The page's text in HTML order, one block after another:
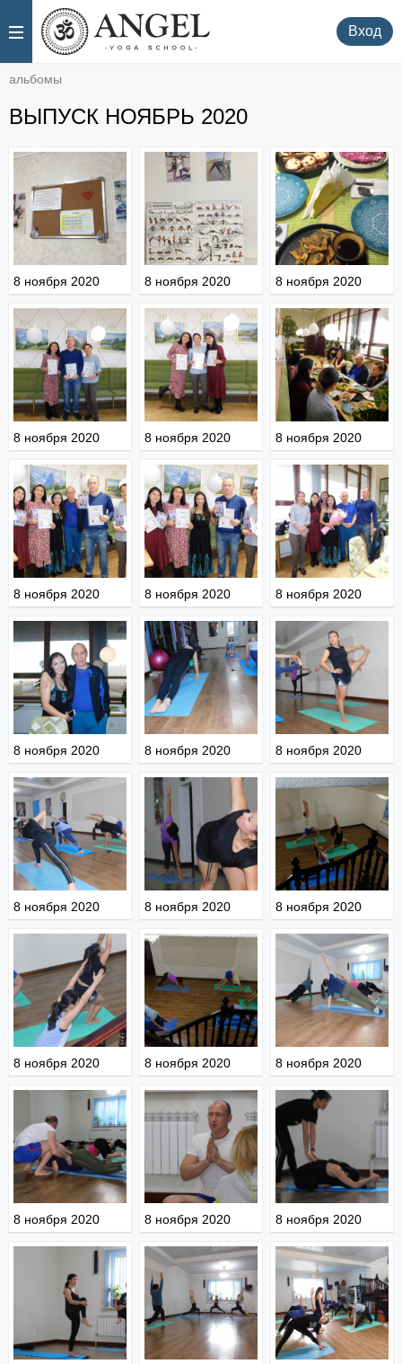
. Вход
альбомы
ВЫПУСК НОЯБРЬ 2020
8 ноября 2020 8 ноября 2020 8 ноября 2020
8 ноября 2020 8 ноября 2020 8 ноября 2020
8 ноября 2020 8 ноября 2020 8 ноября 2020
8 ноября 2020 8 ноября 2020 8 ноября 2020
8 ноября 2020 8 ноября 2020 8 ноября 2020
8 ноября 2020 8 ноября 2020 8 ноября 2020
8 ноября 2020 8 ноября 2020 8 ноября 2020